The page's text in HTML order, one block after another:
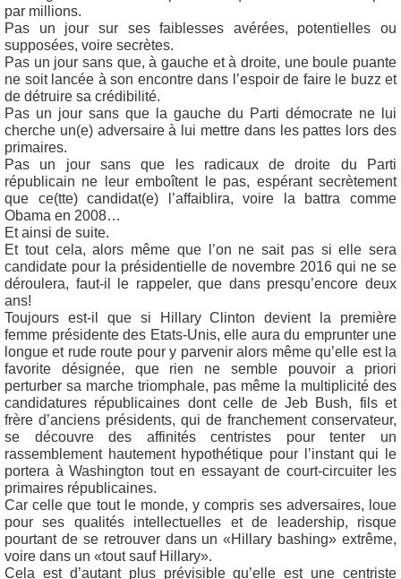
par millions.
Pas un jour sur ses faiblesses avérées, potentielles ou
supposées, voire secrètes.
Pas un jour sans que, à gauche et à droite, une boule puante
ne soit lancée à son encontre dans l’espoir de faire le buzz et
de détruire sa crédibilité.
Pas un jour sans que la gauche du Parti démocrate ne lui
cherche un(e) adversaire à lui mettre dans les pattes lors des
primaires.
Pas un jour sans que les radicaux de droite du Parti
républicain ne leur emboîtent le pas, espérant secrètement
que ce(tte) candidat(e) l’affaiblira, voire la battra comme
Obama en 2008…
Et ainsi de suite.
Et tout cela, alors même que l’on ne sait pas si elle sera
candidate pour la présidentielle de novembre 2016 qui ne se
déroulera, faut-il le rappeler, que dans presqu’encore deux
ans!
Toujours est-il que si Hillary Clinton devient la première
femme présidente des Etats-Unis, elle aura du emprunter une
longue et rude route pour y parvenir alors même qu’elle est la
favorite désignée, que rien ne semble pouvoir a priori
perturber sa marche triomphale, pas même la multiplicité des
candidatures républicaines dont celle de Jeb Bush, fils et
frère d’anciens présidents, qui de franchement conservateur,
se découvre des affinités centristes pour tenter un
rassemblement hautement hypothétique pour l’instant qui le
portera à Washington tout en essayant de court-circuiter les
primaires républicaines.
Car celle que tout le monde, y compris ses adversaires, loue
pour ses qualités intellectuelles et de leadership, risque
pourtant de se retrouver dans un «Hillary bashing» extrême,
voire dans un «tout sauf Hillary».
Cela est d’autant plus prévisible qu’elle est une centriste